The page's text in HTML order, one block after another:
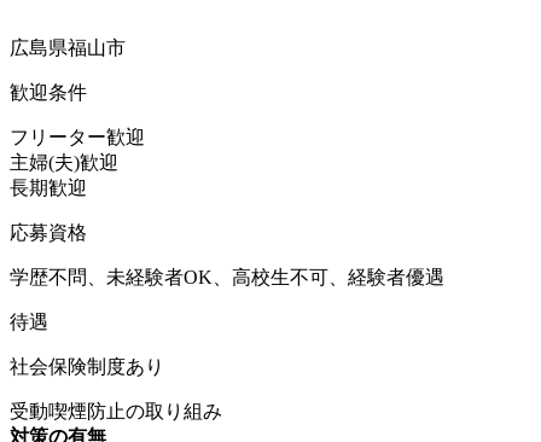
広島県福山市
歓迎条件
フリーター歓迎
主婦(夫)歓迎
長期歓迎
応募資格
学歴不問、未経験者OK、高校生不可、経験者優遇
待遇
社会保険制度あり
受動喫煙防止の取り組み
対策の有無